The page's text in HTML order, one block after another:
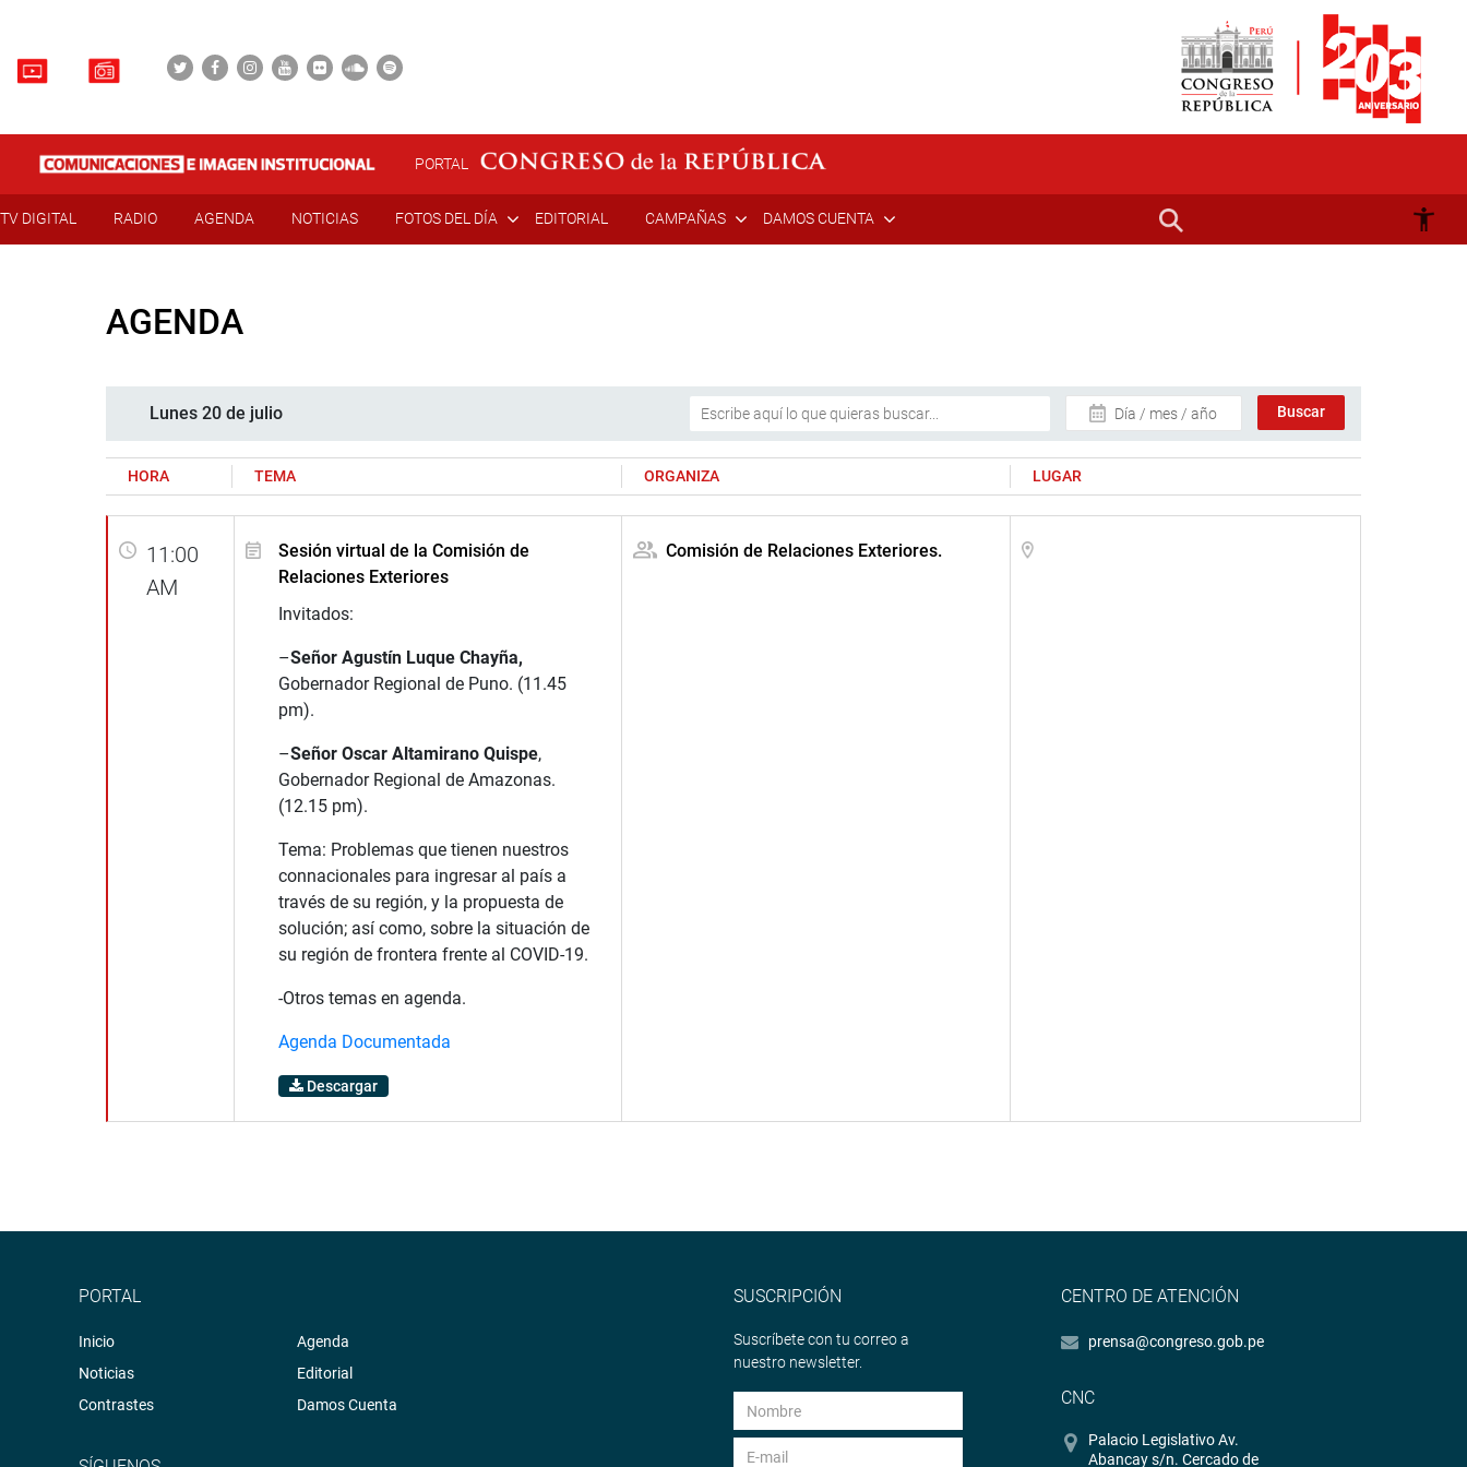
PORTAL
TV DIGITAL RADIO AGENDA NOTICIAS FOTOS DEL DÍA EDITORIAL CAMPAÑAS DAMOS CUENTA
AGENDA
Lunes 20 de julio Día / mes / año
HORA TEMA ORGANIZA LUGAR
11:00
AM
Sesión virtual de la Comisión de
Relaciones Exteriores
Invitados:
–Señor Agustín Luque Chayña,
Gobernador Regional de Puno. (11.45
pm).
–Señor Oscar Altamirano Quispe,
Gobernador Regional de Amazonas.
(12.15 pm).
Tema: Problemas que tienen nuestros
connacionales para ingresar al país a
través de su región, y la propuesta de
solución; así como, sobre la situación de
su región de frontera frente al COVID-19.
-Otros temas en agenda.
Agenda Documentada
Descargar
Comisión de Relaciones Exteriores.
PORTAL
Inicio
Noticias
Contrastes
Agenda
Editorial
Damos Cuenta
SUSCRIPCIÓN
Suscríbete con tu correo a
nuestro newsletter.
CENTRO DE ATENCIÓN
prensa@congreso.gob.pe
CNC
Palacio Legislativo Av.
Abancay s/n. Cercado de